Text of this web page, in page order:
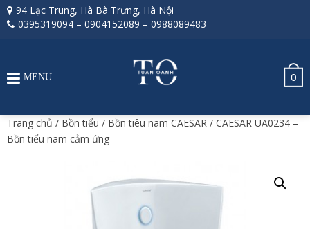
94 Lạc Trung, Hà Bà Trưng, Hà Nội
0395319094 – 0904152089 – 0988089483
0
MENU
Trang chủ / Bồn tiểu / Bồn tiêu nam CAESAR / CAESAR UA0234 –
Bồn tiểu nam cảm ứng